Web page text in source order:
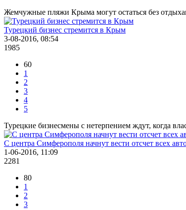
Жемчужные пляжи Крыма могут остаться без
Турецкий бизнес стремится в Крым
3-08-2016, 08:54
1985
60
1
2
3
4
5
Турецкие бизнесмены с нетерпением ждут, когда
С центра Симферополя начнут вести отсчет всех
1-06-2016, 11:09
2281
80
1
2
3